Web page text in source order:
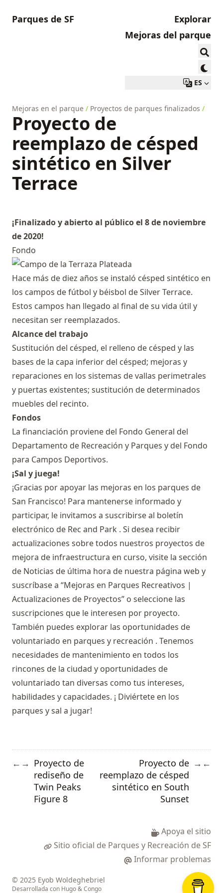
Parques de SF
Explorar
Mejoras del parque
ES
Mejoras en el parque / Proyectos de parques finalizados /
Proyecto de
reemplazo de césped
sintético en Silver
Terrace
¡Finalizado y abierto al público el 8 de noviembre
de 2020!
Fondo
Hace más de diez años se instaló césped sintético en
los campos de fútbol y béisbol de Silver Terrace.
Estos campos han llegado al final de su vida útil y
necesitan ser reemplazados.
Alcance del trabajo
Sustitución del césped, el relleno de césped y las
bases de la capa inferior del césped; mejoras y
reparaciones en los sistemas de vallas perimetrales
y puertas existentes; sustitución de determinados
muebles del recinto.
Fondos
La financiación proviene del Fondo General del
Departamento de Recreación y Parques y del Fondo
para Campos Deportivos.
¡Sal y juega!
¡Gracias por apoyar las mejoras en los parques de
San Francisco! Para mantenerse informado y
participar, le invitamos a suscribirse al boletín
electrónico de Rec and Park . Si desea recibir
actualizaciones sobre todos nuestros proyectos de
mejora de infraestructura en curso, visite la sección
de Noticias de última hora de nuestra página web y
suscríbase a “Mejoras en Parques Recreativos |
Actualizaciones de Proyectos” o seleccione las
suscripciones que le interesen por proyecto.
También puedes explorar las oportunidades de
voluntariado en parques y recreación . Tenemos
necesidades de mantenimiento en todos los
rincones de la ciudad y oportunidades de
voluntariado tan diversas como tus intereses,
habilidades y capacidades. ¡ Diviértete en los
parques y sal a jugar!
← → Proyecto de
rediseño de
Twin Peaks
Figure 8
Proyecto de
reemplazo de césped
sintético en South
Sunset
→ ←
Apoya el sitio
Sitio oficial de Parques y Recreación de SF
Informar problemas
© 2025 Eyob Woldeghebriel
Desarrollada con Hugo&Congo